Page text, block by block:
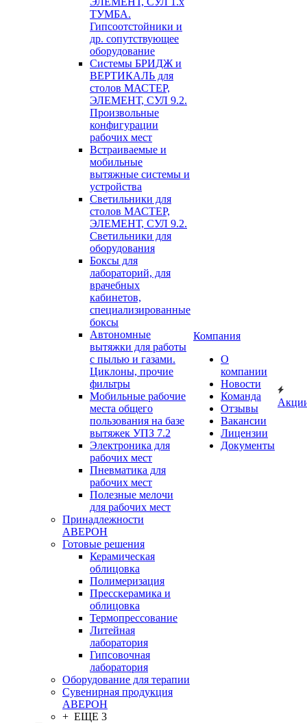
ТУМБА.
Гипсоотстойники и
др. сопутствующее
оборудование
Системы БРИДЖ и
ВЕРТИКАЛЬ для
столов МАСТЕР,
ЭЛЕМЕНТ, СУЛ 9.2.
Произвольные
конфигурации
рабочих мест
Встраиваемые и
мобильные
вытяжные системы и
устройства
Светильники для
столов МАСТЕР,
ЭЛЕМЕНТ, СУЛ 9.2.
Светильники для
оборудования
Боксы для
лабораторий, для
врачебных
кабинетов,
специализированные
боксы
Автономные
вытяжки для работы
с пылью и газами.
Циклоны, прочие
фильтры
Мобильные рабочие
места общего
пользования на базе
вытяжек УПЗ 7.2
Электроника для
рабочих мест
Пневматика для
рабочих мест
Полезные мелочи
для рабочих мест
Принадлежности
АВЕРОН
Готовые решения
Керамическая
облицовка
Полимеризация
Пресскерамика и
облицовка
Термопрессование
Литейная
лаборатория
Гипсовочная
лаборатория
Оборудование для терапии
Сувенирная продукция
АВЕРОН
+ ЕЩЕ 3
Компания
О
компании
Новости
Команда
Отзывы
Вакансии
Лицензии
Документы